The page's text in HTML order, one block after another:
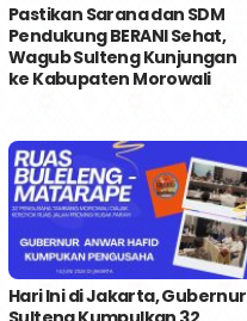
Pastikan Sarana dan SDM
Pendukung BERANI Sehat,
Wagub Sulteng Kunjungan
ke Kabupaten Morowali
Hari Ini di Jakarta, Gubernur